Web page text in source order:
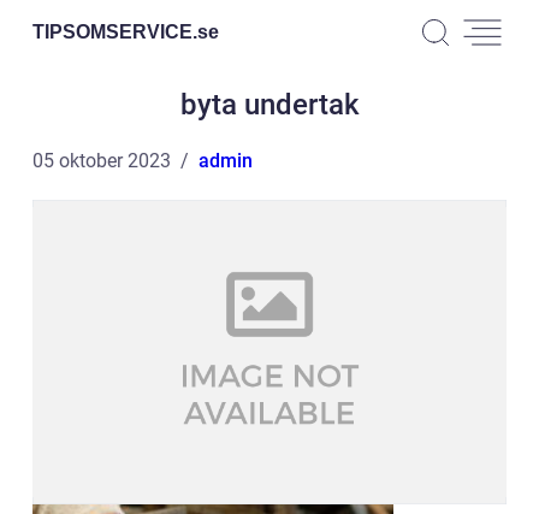
TIPSOMSERVICE.se
byta undertak
05 oktober 2023 admin